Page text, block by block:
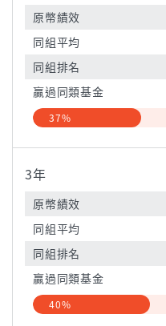
原幣績效
同組平均
同組排名
贏過同類基金
37%
3年
原幣績效
同組平均
同組排名
贏過同類基金
40%